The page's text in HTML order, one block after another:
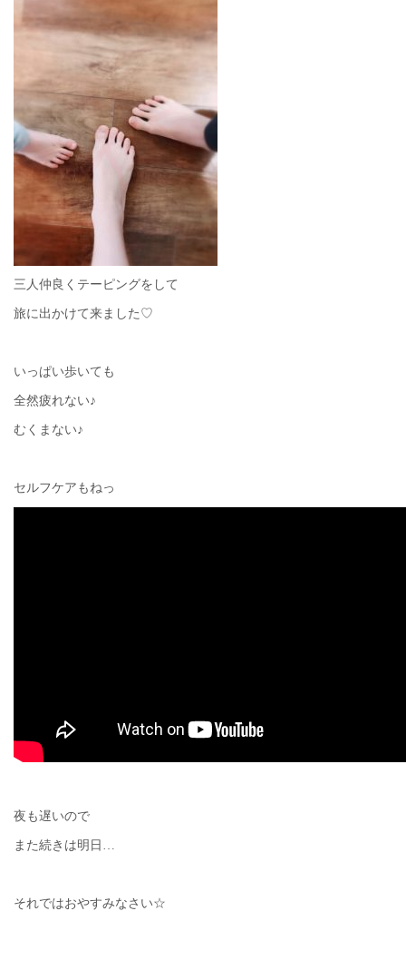
三人仲良くテーピングをして
旅に出かけて来ました♡
いっぱい歩いても
全然疲れない♪
むくまない♪
セルフケアもねっ
夜も遅いので
また続きは明日…
それではおやすみなさい☆